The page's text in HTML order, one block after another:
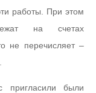
работы. При этом
на счетах
не перечисляет –
пригласили были